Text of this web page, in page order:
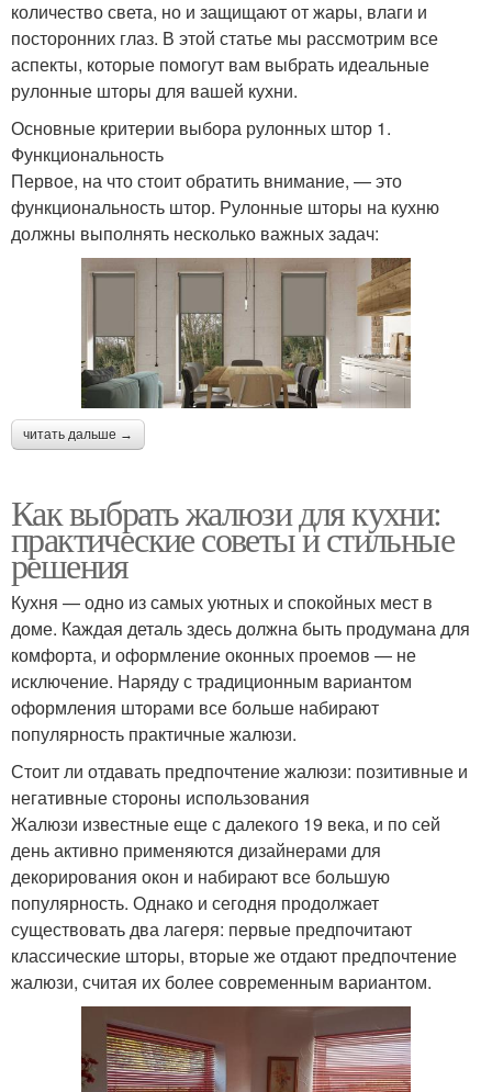
количество света, но и защищают от жары, влаги и
посторонних глаз. В этой статье мы рассмотрим все
аспекты, которые помогут вам выбрать идеальные
рулонные шторы для вашей кухни.
Основные критерии выбора рулонных штор 1.
Функциональность
Первое, на что стоит обратить внимание, — это
функциональность штор. Рулонные шторы на кухню
должны выполнять несколько важных задач:
читать дальше →
Как выбрать жалюзи для кухни:
практические советы и стильные
решения
Кухня — одно из самых уютных и спокойных мест в
доме. Каждая деталь здесь должна быть продумана для
комфорта, и оформление оконных проемов — не
исключение. Наряду с традиционным вариантом
оформления шторами все больше набирают
популярность практичные жалюзи.
Стоит ли отдавать предпочтение жалюзи: позитивные и
негативные стороны использования
Жалюзи известные еще с далекого 19 века, и по сей
день активно применяются дизайнерами для
декорирования окон и набирают все большую
популярность. Однако и сегодня продолжает
существовать два лагеря: первые предпочитают
классические шторы, вторые же отдают предпочтение
жалюзи, считая их более современным вариантом.